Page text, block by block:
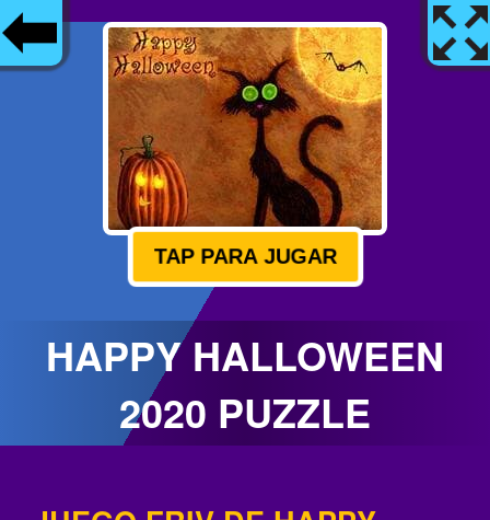
TAP PARA JUGAR
HAPPY HALLOWEEN
2020 PUZZLE